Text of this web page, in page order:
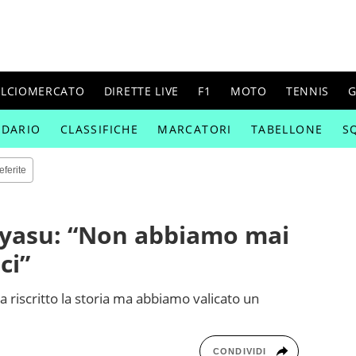
DIRETTE LIVE F1 MOTO TENNIS
CLASSIFICHE MARCATORI TABELLONE
“Non abbiamo mai
riscritto la storia ma abbiamo valicato un
CONDIVIDI